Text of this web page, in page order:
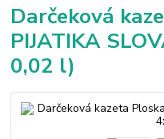
Darčeková
PIJATIKA
0,02 l)